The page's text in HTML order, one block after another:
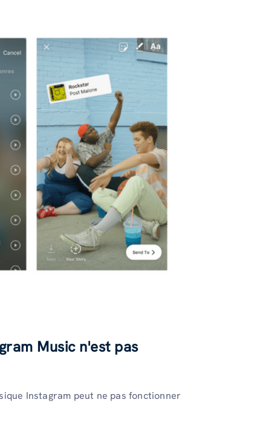
Music n'est pas
Instagram peut ne pas fonctionner